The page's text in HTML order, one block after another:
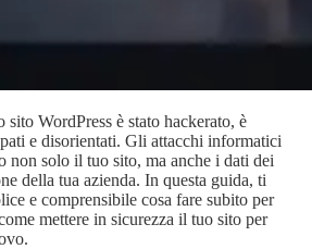
sito WordPress è stato hackerato, è
e disorientati. Gli attacchi informatici
non solo il tuo sito, ma anche i dati dei
della tua azienda. In questa guida, ti
e comprensibile cosa fare subito per
mettere in sicurezza il tuo sito per